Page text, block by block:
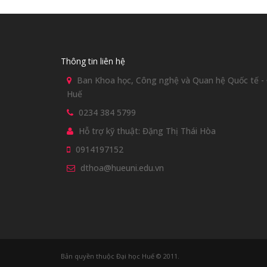
Thông tin liên hệ
Ban Khoa học, Công nghệ và Quan hệ Quốc tế
Huế
0234 384 5799
Hỗ trợ kỹ thuật: Đặng Thị Thái Hòa
0914197152
dthoa@hueuni.edu.vn
Bản quyền thuộc Đại học Huế © 2011.